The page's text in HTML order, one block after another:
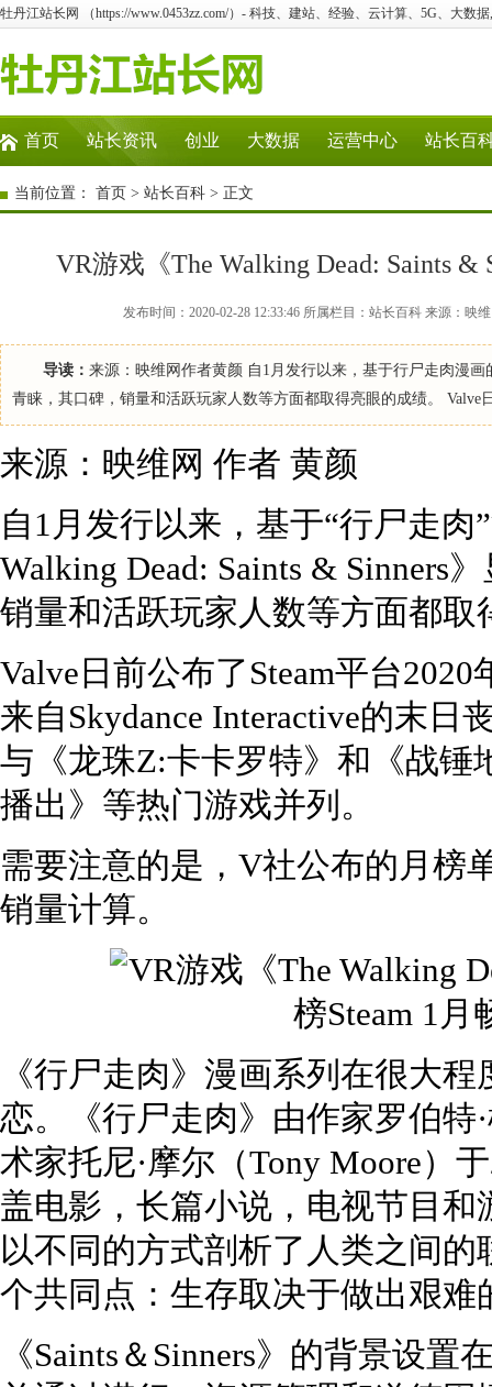
牡丹江站长网 （https://www.0453zz.com/）- 科技、建站、经验、云计算、5G、大数
首页 站长资讯 创业 大数据 运营中心 站长百
当前位置： 首页 > 站长百科 > 正文
VR游戏《The Walking Dead: Saints &
发布时间：2020-02-28 12:33:46 所属栏目：站长百科 来源：
导读： 来源：映维网作者黄颜 自1月发行以来，基于行尸走肉漫画
青睐，其口碑，销量和活跃玩家人数等方面都取得亮眼的成绩。 Valve
来源：映维网 作者 黄颜
自1月发行以来，基于“行尸走肉
Walking Dead: Saints & Sinners
销量和活跃玩家人数等方面都取
Valve日前公布了Steam平台
来自Skydance Interactive的末
与《龙珠Z:卡卡罗特》和《战锤
播出》等热门游戏并列。
需要注意的是，V社公布的月榜
销量计算。
《行尸走肉》漫画系列在很大
恋。《行尸走肉》由作家罗伯特
术家托尼·摩尔（Tony Moore）
盖电影，长篇小说，电视节目
以不同的方式剖析了人类之间
个共同点：生存取决于做出艰难
《Saints＆Sinners》的背景设